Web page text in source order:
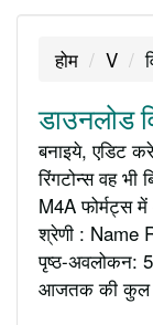
होम V
डाउनलोड
बनाइये, एडिट
रिंगटोन्स वह
M4A फोर्मट्स
श्रेणी : Name
पृष्ठ-अवलोकन:
आजतक की कुल